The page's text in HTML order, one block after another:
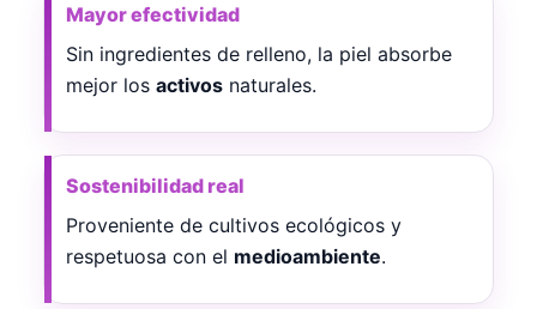
Mayor efectividad
Sin ingredientes de relleno, la piel absorbe
mejor los activos naturales.
Sostenibilidad real
Proveniente de cultivos ecológicos y
respetuosa con el medioambiente.